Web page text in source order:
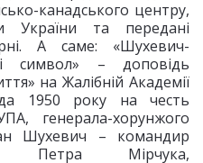
канадського центру,
та передані
А саме: «Шухевич-
– доповідь
на Жалібній Академії
1950 року на честь
генерала-хорунжого
Шухевич – командир
Петра Мірчука,